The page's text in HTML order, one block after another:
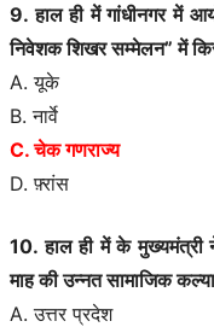
9. हाल ही में गांधीनगर में
निवेशक शिखर सम्मेलन” में
A. यूके
B. नार्वे
C. चेक गणराज्य
D. फ़्रांस
10. हाल ही में के
माह की उन्नत सामाजिक
A. उत्तर प्रदेश